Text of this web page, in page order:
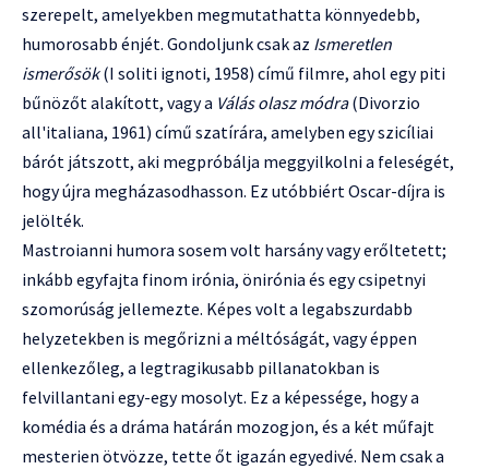
szerepelt, amelyekben megmutathatta könnyedebb,
humorosabb énjét. Gondoljunk csak az Ismeretlen
ismerősök(I soliti ignoti, 1958) című filmre, ahol egy piti
bűnözőt alakított, vagy a Válás olasz módra(Divorzio
all'italiana, 1961) című szatírára, amelyben egy szicíliai
bárót játszott, aki megpróbálja meggyilkolni a feleségét,
hogy újra megházasodhasson. Ez utóbbiért Oscar-díjra is
jelölték.
Mastroianni humora sosem volt harsány vagy erőltetett;
inkább egyfajta finom irónia, önirónia és egy csipetnyi
szomorúság jellemezte. Képes volt a legabszurdabb
helyzetekben is megőrizni a méltóságát, vagy éppen
ellenkezőleg, a legtragikusabb pillanatokban is
felvillantani egy-egy mosolyt. Ez a képessége, hogy a
komédia és a dráma határán mozogjon, és a két műfajt
mesterien ötvözze, tette őt igazán egyedivé. Nem csak a